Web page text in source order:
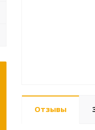
Отзывы